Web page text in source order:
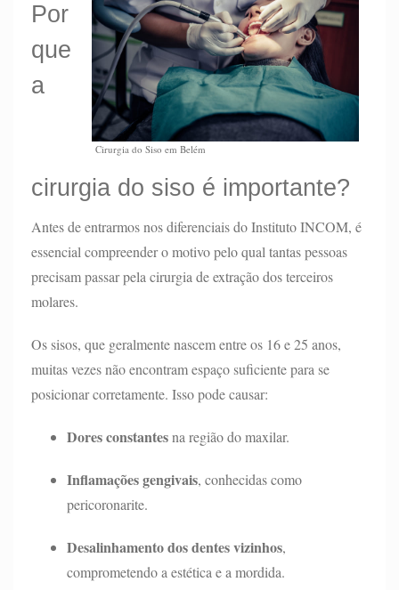
Cirurgia do Siso em Belém
Por
que
a
cirurgia do siso é importante?
Antes de entrarmos nos diferenciais do Instituto INCOM, é
essencial compreender o motivo pelo qual tantas pessoas
precisam passar pela cirurgia de extração dos terceiros
molares.
Os sisos, que geralmente nascem entre os 16 e 25 anos,
muitas vezes não encontram espaço suficiente para se
posicionar corretamente. Isso pode causar:
Dores constantesna região do maxilar.
Inflamações gengivais, conhecidas como
pericoronarite.
Desalinhamento dos dentes vizinhos,
comprometendo a estética e a mordida.